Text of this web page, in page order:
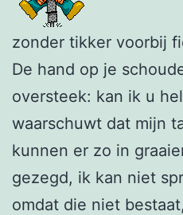
zonder tikker voorbij
De hand op je
oversteek: kan ik u
waarschuwt dat mijn
kunnen er zo in
gezegd, ik kan niet
omdat die niet